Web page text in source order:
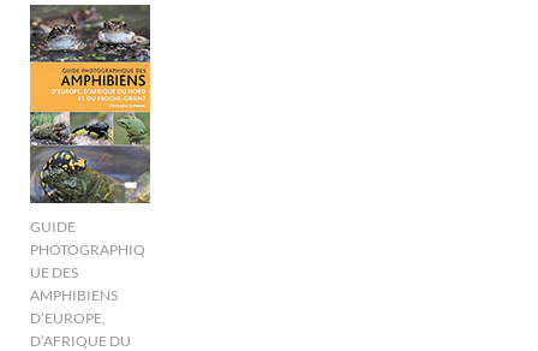
GUIDE
PHOTOGRAPHIQ
UE DES
AMPHIBIENS
D’EUROPE,
D’AFRIQUE DU